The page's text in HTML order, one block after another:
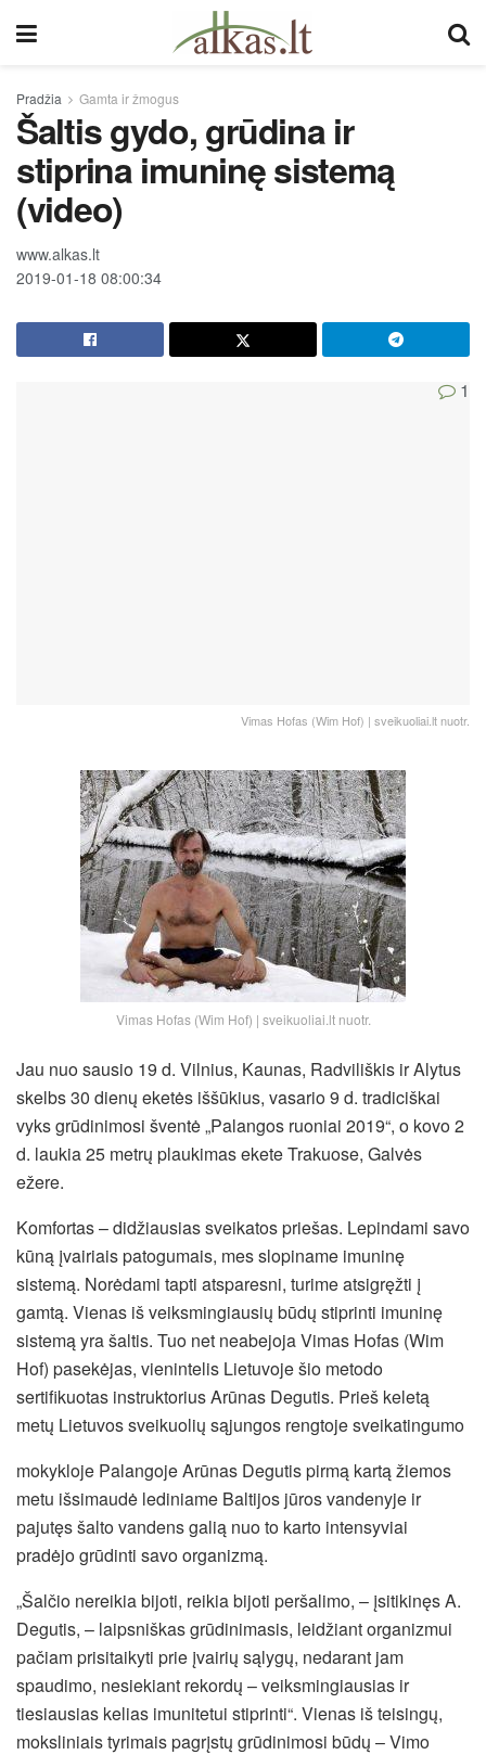
Pradžia Gamta ir žmogus
Šaltis gydo, grūdina ir
stiprina imuninę sistemą
(video)
www.alkas.lt
2019-01-18 08:00:34
1
Vimas Hofas (Wim Hof) | sveikuoliai.lt nuotr.
Vimas Hofas (Wim Hof) | sveikuoliai.lt nuotr.
Jau nuo sausio 19 d. Vilnius, Kaunas, Radviliškis ir Alytus
skelbs 30 dienų eketės iššūkius, vasario 9 d. tradiciškai
vyks grūdinimosi šventė „Palangos ruoniai 2019“, o kovo 2
d. laukia 25 metrų plaukimas ekete Trakuose, Galvės
ežere.
Komfortas – didžiausias sveikatos priešas. Lepindami savo
kūną įvairiais patogumais, mes slopiname imuninę
sistemą. Norėdami tapti atsparesni, turime atsigręžti į
gamtą. Vienas iš veiksmingiausių būdų stiprinti imuninę
sistemą yra šaltis. Tuo net neabejoja Vimas Hofas (Wim
Hof) pasekėjas, vienintelis Lietuvoje šio metodo
sertifikuotas instruktorius Arūnas Degutis. Prieš keletą
metų Lietuvos sveikuolių sąjungos rengtoje sveikatingumo
mokykloje Palangoje Arūnas Degutis pirmą kartą žiemos
metu išsimaudė lediniame Baltijos jūros vandenyje ir
pajutęs šalto vandens galią nuo to karto intensyviai
pradėjo grūdinti savo organizmą.
„Šalčio nereikia bijoti, reikia bijoti peršalimo, – įsitikinęs A.
Degutis, – laipsniškas grūdinimasis, leidžiant organizmui
pačiam prisitaikyti prie įvairių sąlygų, nedarant jam
spaudimo, nesiekiant rekordų – veiksmingiausias ir
tiesiausias kelias imunitetui stiprinti“. Vienas iš teisingų,
moksliniais tyrimais pagrįstų grūdinimosi būdų – Vimo